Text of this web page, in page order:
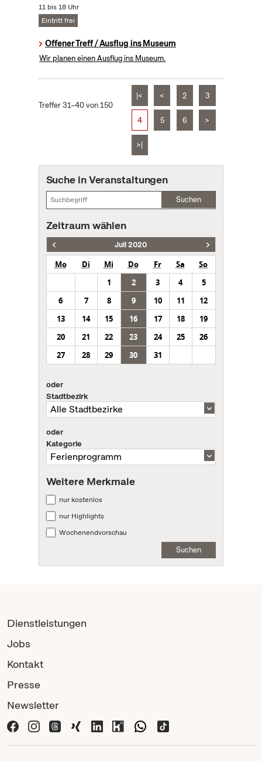
11 bis 18 Uhr
Eintritt frei
Offener Treff / Ausflug ins Museum
Wir planen einen Ausflug ins Museum.
Treffer 31–40 von 150
|< < 2 3
4 5 6 >
>|
Suche in Veranstaltungen
Suchen
Zeitraum wählen
Juli 2020
Mo Di Mi Do Fr Sa
So
1
2 3 4
5
6
7 8 9 10 11
12
13
14 15 16 17 18
19
20
21 22 23 24 25
26
27
28 29 30 31
oder
Stadtbezirk
oder
Kategorie
Weitere Merkmale
nur kostenlos
nur Highlights
Wochenendvorschau
Suchen
Dienstleistungen
Jobs
Kontakt
Presse
Newsletter